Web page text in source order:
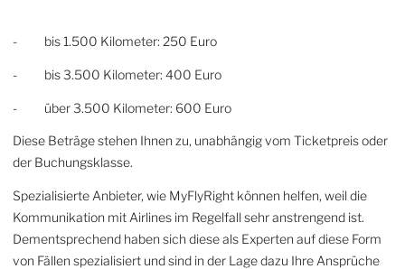
- bis 1.500 Kilometer: 250 Euro
- bis 3.500 Kilometer: 400 Euro
- über 3.500 Kilometer: 600 Euro
Diese Beträge stehen Ihnen zu, unabhängig vom Ticketpreis oder
der Buchungsklasse.
Spezialisierte Anbieter, wie MyFlyRight können helfen, weil die
Kommunikation mit Airlines im Regelfall sehr anstrengend ist.
Dementsprechend haben sich diese als Experten auf diese Form
von Fällen spezialisiert und sind in der Lage dazu Ihre Ansprüche